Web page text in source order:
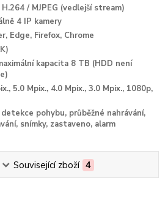
/ MJPEG (vedlejší stream)
4 IP kamery
Edge, Firefox, Chrome
kapacita 8 TB (HDD není
5.0 Mpix., 4.0 Mpix., 3.0 Mpix., 1080p,
detekce pohybu, průběžné nahrávání,
snímky, zastaveno, alarm
Související zboží 4